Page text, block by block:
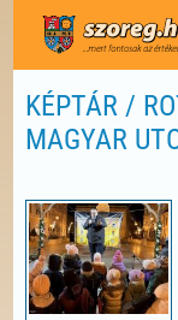
KÉPTÁR /
MAGYAR